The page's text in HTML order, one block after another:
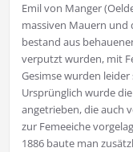
Emil von Manger
massiven Mauern und
bestand aus
verputzt wurden, mit
Gesimse wurden
Ursprünglich wurde
angetrieben, die auch
zur Femeeiche
1886 baute man